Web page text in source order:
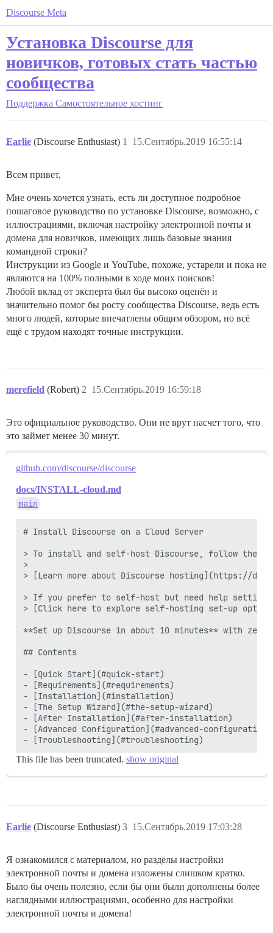
Discourse Meta
Установка Discourse для
новичков, готовых стать частью
сообщества
Поддержка Самостоятельное хостинг
Earlie (Discourse Enthusiast) 15.Сентябрь.2019 16:55:14
1
Всем привет,
Мне очень хочется узнать, есть ли доступное подробное
пошаговое руководство по установке Discourse, возможно, с
иллюстрациями, включая настройку электронной почты и
домена для новичков, имеющих лишь базовые знания
командной строки?
Инструкции из Google и YouTube, похоже, устарели и пока не
являются на 100% полными в ходе моих поисков!
Любой вклад от эксперта был бы высоко оценён и
значительно помог бы росту сообщества Discourse, ведь есть
много людей, которые впечатлены общим обзором, но всё
ещё с трудом находят точные инструкции.
merefield (Robert) 15.Сентябрь.2019 16:59:18
2
Это официальное руководство. Они не врут насчет того, что
это займет менее 30 минут.
github.com/discourse/discourse
docs/INSTALL-cloud.md
main
# Install Discourse on a Cloud Server
> To install and self-host Discourse, follow the
>
> [Learn more about Discourse hosting](https://
> If you prefer to self-host but need help setting
> [Click here to explore self-hosting set-up
**Set up Discourse in about 10 minutes** with
## Contents
- [Quick Start](#quick-start)
- [Requirements](#requirements)
- [Installation](#installation)
- [The Setup Wizard](#the-setup-wizard)
- [After Installation](#after-installation)
- [Advanced Configuration](#advanced-configuration)
This file has been truncated. show original
Earlie (Discourse Enthusiast) 15.Сентябрь.2019 17:03:28
3
Я ознакомился с материалом, но разделы настройки
электронной почты и домена изложены слишком кратко.
Было бы очень полезно, если бы они были дополнены более
наглядными иллюстрациями, особенно для настройки
электронной почты и домена!